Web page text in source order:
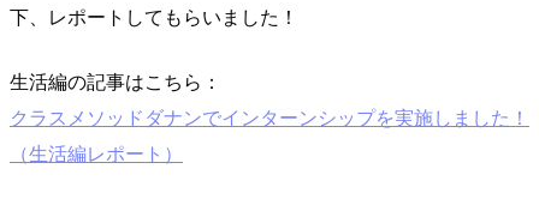
下、レポートしてもらいました！
生活編の記事はこちら：
クラスメソッドダナンでインターンシップを実施しました！
（生活編レポート）